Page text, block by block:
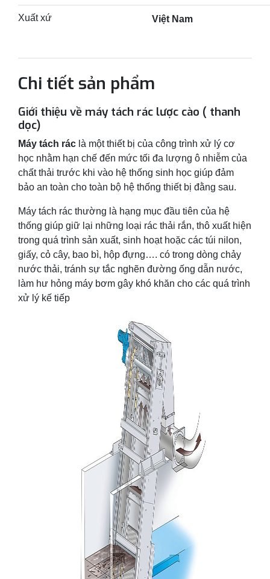
Xuất xứ Việt Nam
Chi tiết sản phẩm
Giới thiệu về máy tách rác lược cào ( thanh
dọc)
Máy tách rác là một thiết bị của công trình xử lý cơ
học nhằm hạn chế đến mức tối đa lượng ô nhiễm của
chất thải trước khi vào hệ thống sinh học giúp đảm
bảo an toàn cho toàn bộ hệ thống thiết bị đằng sau.
Máy tách rác thường là hạng mục đầu tiên của hệ
thống giúp giữ lại những loại rác thải rắn, thô xuất hiện
trong quá trình sản xuất, sinh hoạt hoặc các túi nilon,
giấy, cỏ cây, bao bì, hộp đựng…. có trong dòng chảy
nước thải, tránh sự tắc nghẽn đường ống dẫn nước,
làm hư hỏng máy bơm gây khó khăn cho các quá trình
xử lý kế tiếp